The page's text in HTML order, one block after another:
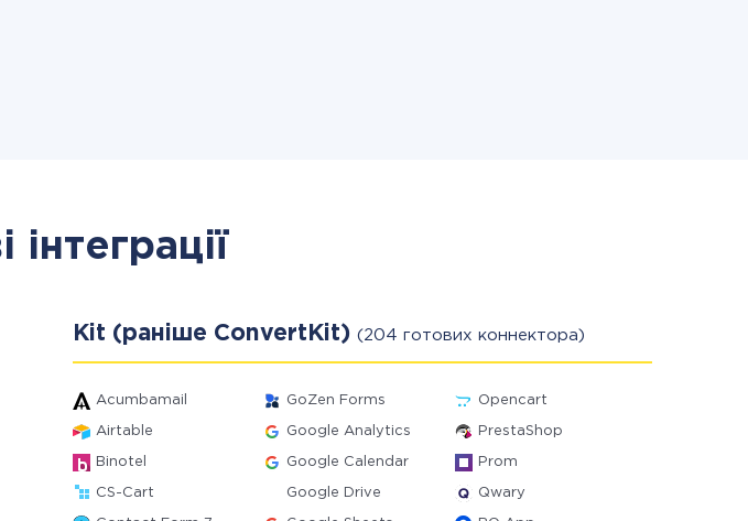
інтеграції
Kit (раніше ConvertKit) (204 готових коннектора)
Acumbamail GoZen Forms Opencart
Airtable Google Analytics PrestaShop
Binotel Google Calendar Prom
CS-Cart Google Drive Qwary